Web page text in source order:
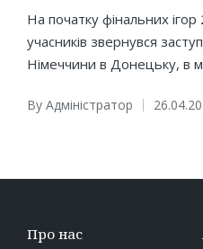
На початку фінальних
учасників звернувся
Німеччини в Донецьку, в
Posted
By Адміністратор
Про нас